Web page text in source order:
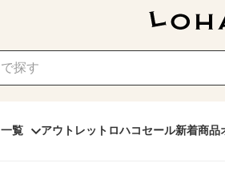
覧 アウトレット ロハコセール新着商品